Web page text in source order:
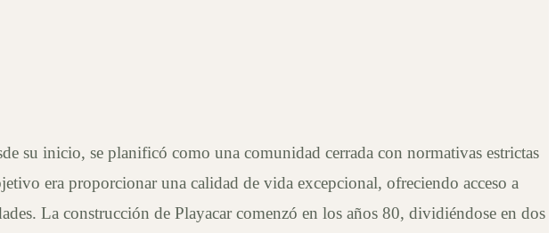
su inicio, se planificó como una comunidad cerrada con normativas estrictas
era proporcionar una calidad de vida excepcional, ofreciendo acceso a
La construcción de Playacar comenzó en los años 80, dividiéndose en dos